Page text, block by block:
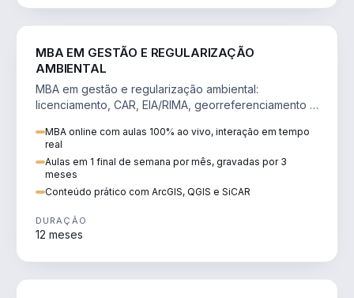
MBA EM GESTÃO E REGULARIZAÇÃO
AMBIENTAL
MBA em gestão e regularização ambiental:
licenciamento, CAR, EIA/RIMA, georreferenciamento e
MBA online com aulas 100% ao vivo, interação em tempo
real
Aulas em 1 final de semana por mês, gravadas por 3
meses
Conteúdo prático com ArcGIS, QGIS e SiCAR
DURAÇÃO
12 meses